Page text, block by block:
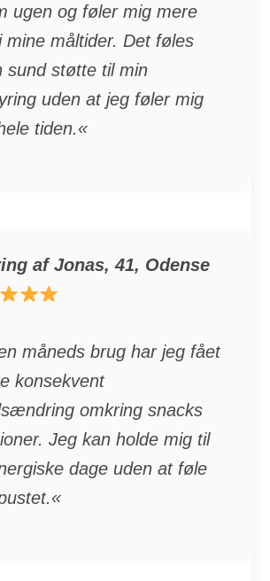
ugen og føler mig mere
mine måltider. Det føles
sund støtte til min
uden at jeg føler mig
tiden.«
af Jonas, 41, Odense
måneds brug har jeg fået
konsekvent
omkring snacks
Jeg kan holde mig til
dage uden at føle